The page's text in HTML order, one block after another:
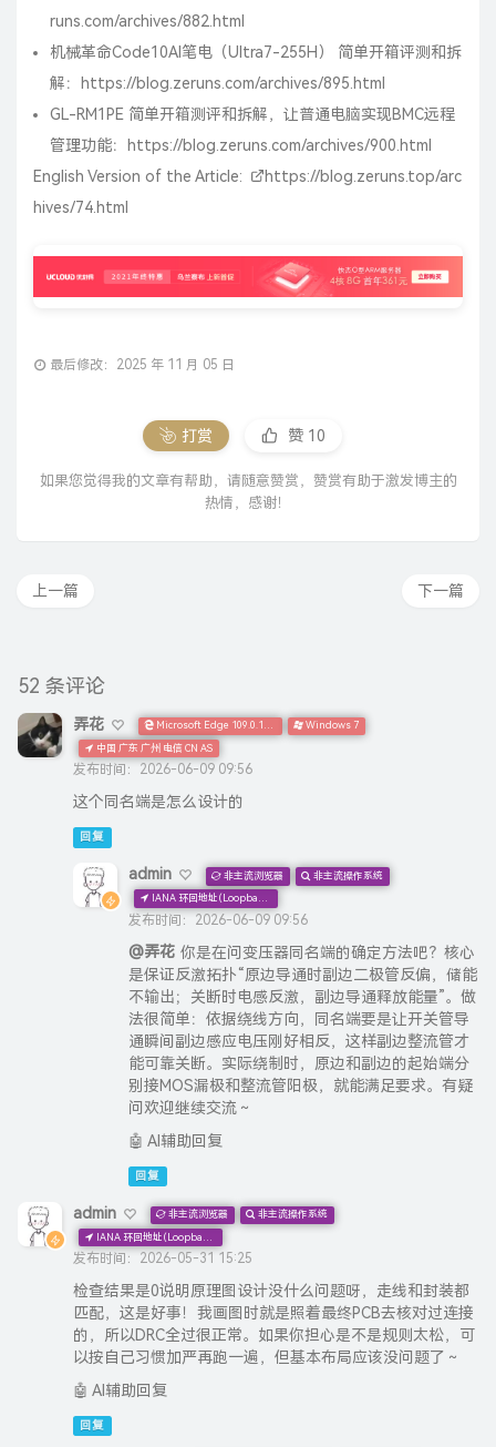
runs.com/archives/882.html
机械革命Code10AI笔电（Ultra7-255H） 简单开箱评测和拆
解：
https://blog.zeruns.com/archives/895.html
GL-RM1PE 简单开箱测评和拆解，让普通电脑实现BMC远程
管理功能：
https://blog.zeruns.com/archives/900.html
English Version of the Article:
https://blog.zeruns.top/arc
hives/74.html
最后修改：2025 年 11 月 05 日
打赏 赞 10
如果您觉得我的文章有帮助，请随意赞赏，赞赏有助于激发博主的
热情，感谢！
下一篇
上一篇
52 条评论
弄花 Microsoft Edge 109.0.1518.140 Windows 7
中国 广东 广州 电信 CN AS
发布时间：2026-06-09 09:56
这个同名端是怎么设计的
回复
admin 非主流浏览器 非主流操作系统
IANA 环回地址(Loopback) 本机地址
发布时间：2026-06-09 09:56
@弄花 你是在问变压器同名端的确定方法吧？核心
是保证反激拓扑“原边导通时副边二极管反偏，储能
不输出；关断时电感反激，副边导通释放能量”。做
法很简单：依据绕线方向，同名端要是让开关管导
通瞬间副边感应电压刚好相反，这样副边整流管才
能可靠关断。实际绕制时，原边和副边的起始端分
别接MOS漏极和整流管阳极，就能满足要求。有疑
问欢迎继续交流～
🤖 AI辅助回复
回复
admin 非主流浏览器 非主流操作系统
IANA 环回地址(Loopback) 本机地址
发布时间：2026-05-31 15:25
检查结果是0说明原理图设计没什么问题呀，走线和封装都
匹配，这是好事！我画图时就是照着最终PCB去核对过连接
的，所以DRC全过很正常。如果你担心是不是规则太松，可
以按自己习惯加严再跑一遍，但基本布局应该没问题了～
🤖 AI辅助回复
回复